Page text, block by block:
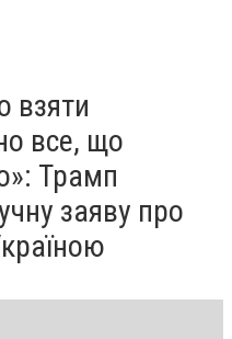
взяти
все, що
Трамп
заяву про